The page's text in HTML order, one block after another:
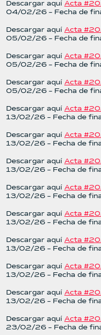
Descargar aquí Acta
04/02/26 – Fecha de
Descargar aquí Acta
05/02/26 – Fecha de
Descargar aquí Acta
05/02/26 – Fecha de
Descargar aquí Acta
05/02/26 – Fecha de
Descargar aquí Acta
13/02/26 – Fecha de
Descargar aquí Acta
13/02/26 – Fecha de
Descargar aquí Acta
13/02/26 – Fecha de
Descargar aquí Acta
13/02/26 – Fecha de
Descargar aquí Acta
13/02/26 – Fecha de
Descargar aquí Acta
13/02/26 – Fecha de
Descargar aquí Acta
13/02/26 – Fecha de
Descargar aquí Acta
13/02/26 – Fecha de
Descargar aquí Acta
23/02/26 – Fecha de